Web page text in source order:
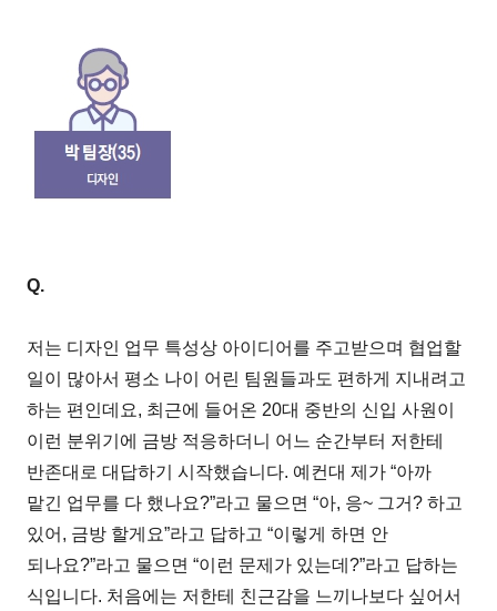
Q.
저는 디자인 업무 특성상 아이디어를 주고받으며 협업할
일이 많아서 평소 나이 어린 팀원들과도 편하게 지내려고
하는 편인데요, 최근에 들어온 20대 중반의 신입 사원이
이런 분위기에 금방 적응하더니 어느 순간부터 저한테
반존대로 대답하기 시작했습니다. 예컨대 제가 “아까
맡긴 업무를 다 했나요?”라고 물으면 “아, 응~ 그거? 하고
있어, 금방 할게요”라고 답하고 “이렇게 하면 안
되나요?”라고 물으면 “이런 문제가 있는데?”라고 답하는
식입니다. 처음에는 저한테 친근감을 느끼나보다 싶어서